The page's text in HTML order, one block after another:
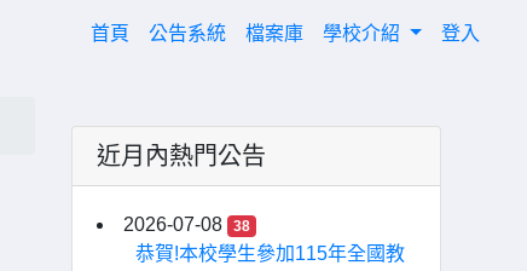
首頁 (current)
公告系統 檔案庫 學校介紹 登入
近月內熱門公告
2026-07-08 38
恭賀!本校學生參加115年全國教